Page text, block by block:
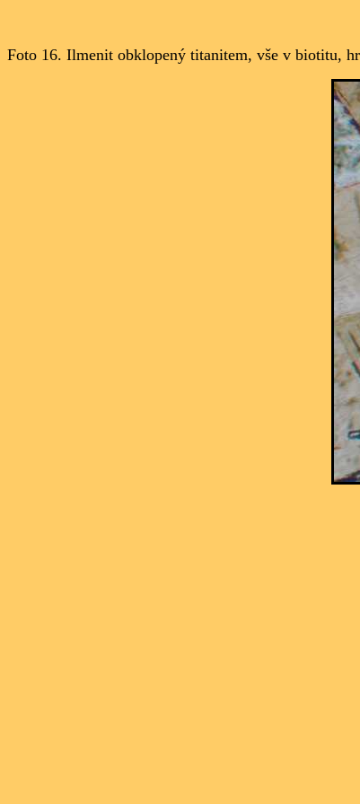
Foto 16. Ilmenit obklopený titanitem, vše v biotitu,